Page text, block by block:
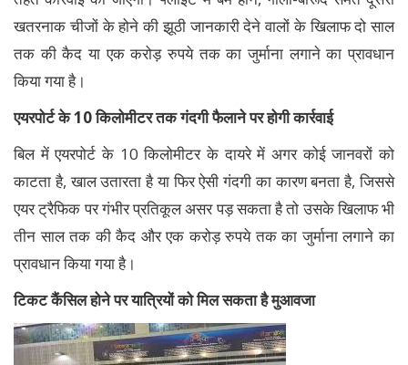
खतरनाक चीजों के होने की झूठी जानकारी देने वालों के खिलाफ दो साल
तक की कैद या एक करोड़ रुपये तक का जुर्माना लगाने का प्रावधान
किया गया है।
एयरपोर्ट के 10 किलोमीटर तक गंदगी फैलाने पर होगी कार्रवाई
बिल में एयरपोर्ट के 10 किलोमीटर के दायरे में अगर कोई जानवरों को
काटता है, खाल उतारता है या फिर ऐसी गंदगी का कारण बनता है, जिससे
एयर ट्रैफिक पर गंभीर प्रतिकूल असर पड़ सकता है तो उसके खिलाफ भी
तीन साल तक की कैद और एक करोड़ रुपये तक का जुर्माना लगाने का
प्रावधान किया गया है।
टिकट कैंसिल होने पर यात्रियों को मिल सकता है मुआवजा